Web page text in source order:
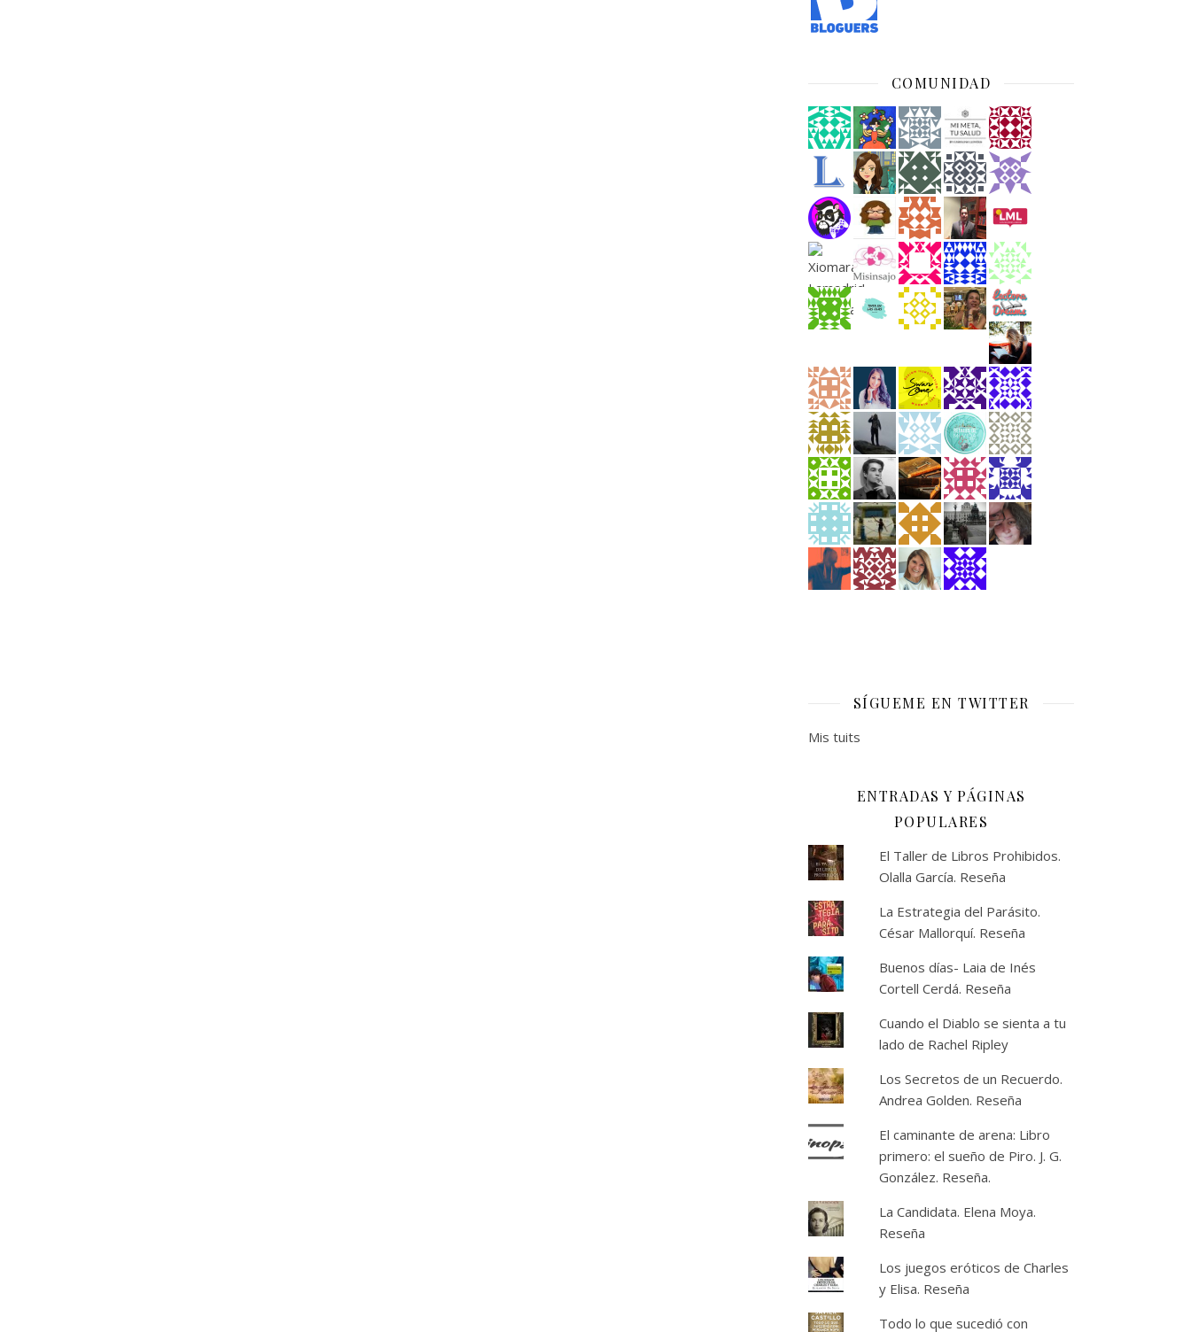
COMUNIDAD
SÍGUEME EN TWITTER
Mis tuits
ENTRADAS Y PÁGINAS
POPULARES
El Taller de Libros Prohibidos.
Olalla García. Reseña
La Estrategia del Parásito.
César Mallorquí. Reseña
Buenos días- Laia de Inés
Cortell Cerdá. Reseña
Cuando el Diablo se sienta a tu
lado de Rachel Ripley
Los Secretos de un Recuerdo.
Andrea Golden. Reseña
El caminante de arena: Libro
primero: el sueño de Piro. J. G.
González. Reseña.
La Candidata. Elena Moya.
Reseña
Los juegos eróticos de Charles
y Elisa. Reseña
Todo lo que sucedió con